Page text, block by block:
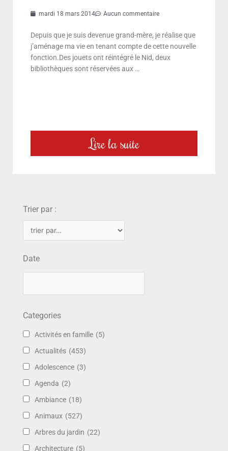
mardi 18 mars 2014 Aucun commentaire
Depuis que je suis devenue grand-mère, je réalise que
j’aménage ma vie en tenant compte de cette nouvelle
fonction.Des jouets ont réintégré le Nid, deux
bibliothèques sont réservées aux …
Lire la suite
Trier par :
Date
Categories
Activités en famille (5)
Actualités (453)
Adolescence (3)
Agenda (2)
Ambiance (18)
Animaux (527)
Arbres du jardin (22)
Architecture (5)